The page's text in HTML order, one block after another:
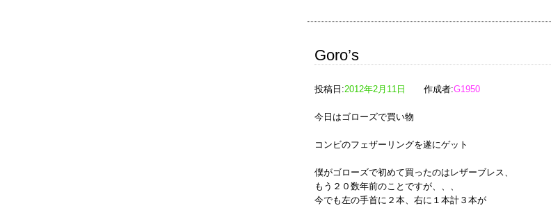
Goro’s
投稿日:2012年2月11日 作成者:G1950
今日はゴローズで買い物
コンビのフェザーリングを遂にゲット
僕がゴローズで初めて買ったのはレザーブレス、
もう２０数年前のことですが、、、
今でも左の手首に２本、右に１本計３本が